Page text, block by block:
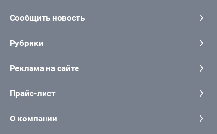
Сообщить новость
Рубрики
Реклама на сайте
Прайс-лист
О компании